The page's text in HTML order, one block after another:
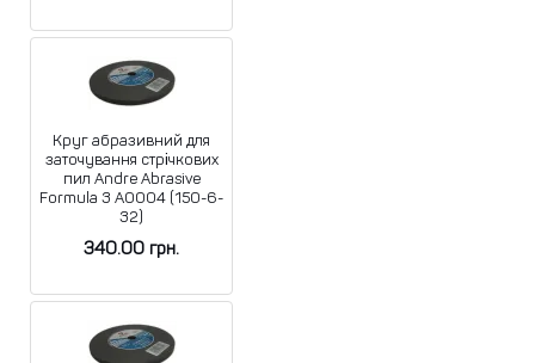
Круг абразивний для
заточування стрічкових
пил Andre Abrasive
Formula 3 A0004 (150-6-
32)
340.00 грн.